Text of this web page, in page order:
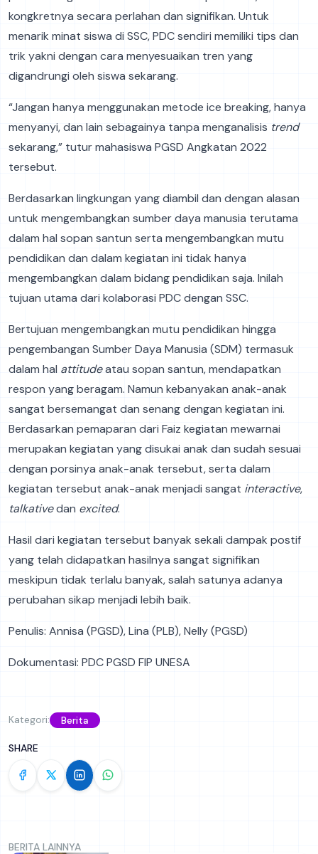
kongkretnya secara perlahan dan signifikan. Untuk
menarik minat siswa di SSC, PDC sendiri memiliki tips dan
trik yakni dengan cara menyesuaikan tren yang
digandrungi oleh siswa sekarang.
“Jangan hanya menggunakan metode ice breaking, hanya
menyanyi, dan lain sebagainya tanpa menganalisis trend
sekarang,” tutur mahasiswa PGSD Angkatan 2022
tersebut.
Berdasarkan lingkungan yang diambil dan dengan alasan
untuk mengembangkan sumber daya manusia terutama
dalam hal sopan santun serta mengembangkan mutu
pendidikan dan dalam kegiatan ini tidak hanya
mengembangkan dalam bidang pendidikan saja. Inilah
tujuan utama dari kolaborasi PDC dengan SSC.
Bertujuan mengembangkan mutu pendidikan hingga
pengembangan Sumber Daya Manusia (SDM) termasuk
dalam hal attitudeatau sopan santun, mendapatkan
respon yang beragam. Namun kebanyakan anak-anak
sangat bersemangat dan senang dengan kegiatan ini.
Berdasarkan pemaparan dari Faiz kegiatan mewarnai
merupakan kegiatan yang disukai anak dan sudah sesuai
dengan porsinya anak-anak tersebut, serta dalam
kegiatan tersebut anak-anak menjadi sangat interactive,
talkativedan excited.
Hasil dari kegiatan tersebut banyak sekali dampak postif
yang telah didapatkan hasilnya sangat signifikan
meskipun tidak terlalu banyak, salah satunya adanya
perubahan sikap menjadi lebih baik.
Penulis: Annisa (PGSD), Lina (PLB), Nelly (PGSD)
Dokumentasi: PDC PGSD FIP UNESA
Kategori: Berita
SHARE
BERITA LAINNYA